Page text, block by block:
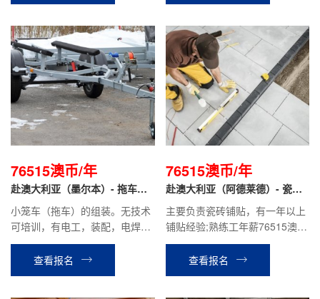
76515澳币/年
赴澳大利亚（墨尔本）- 拖车装
配工
小笼车（拖车）的组装。无技术
可培训，有电工，装配，电焊等
经验者优先；熟练工年薪76515
澳币。查看报名
76515澳币/年
赴澳大利亚（阿德莱德）- 瓷砖
工
主要负责瓷砖铺贴，有一年以上
铺贴经验;熟练工年薪76515澳币
（具体根据技能水平和工作经
查看报名